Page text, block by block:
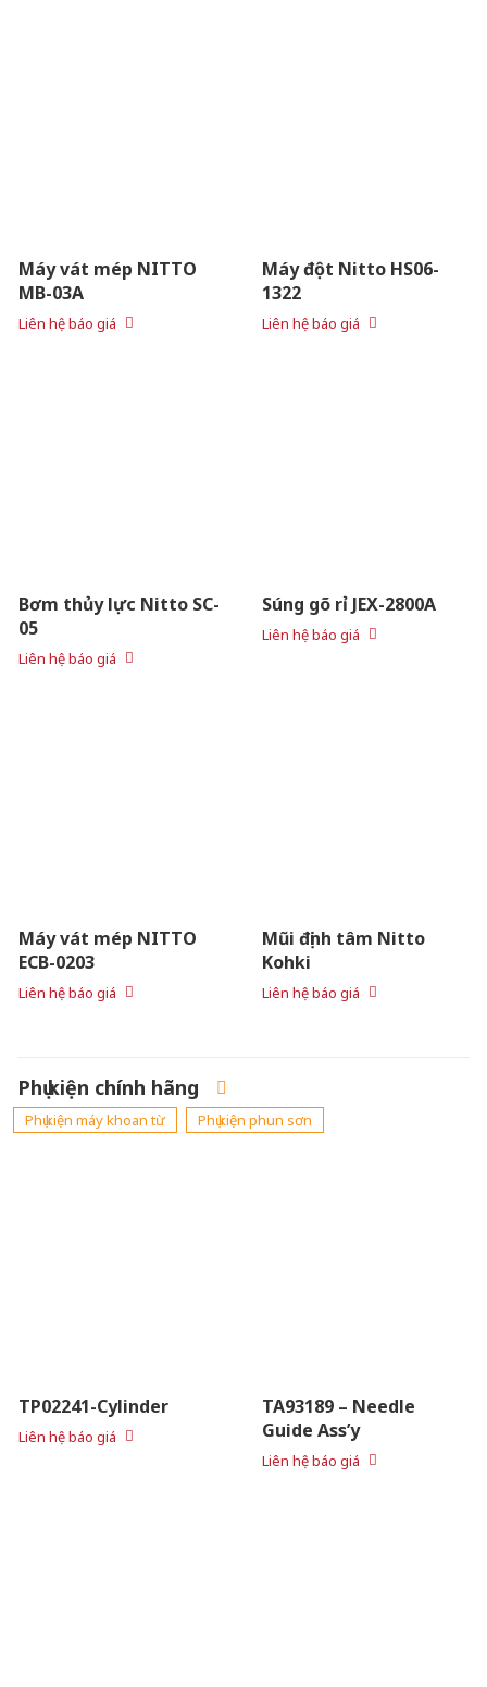
Máy vát mép NITTO
MB-03A
Liên hệ báo giá
Máy đột Nitto HS06-
1322
Liên hệ báo giá
Bơm thủy lực Nitto SC-
05
Liên hệ báo giá
Súng gõ rỉ JEX-2800A
Liên hệ báo giá
Máy vát mép NITTO
ECB-0203
Liên hệ báo giá
Mũi định tâm Nitto
Kohki
Liên hệ báo giá
Phụ kiện chính hãng
Phụ kiện máy khoan từ Phụ kiện phun sơn
TP02241-Cylinder
Liên hệ báo giá
TA93189 – Needle
Guide Ass’y
Liên hệ báo giá